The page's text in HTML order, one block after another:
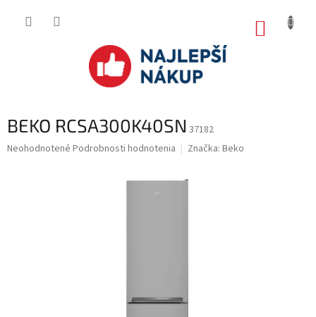
BEKO RCSA300K40SN 37182
Priemerné
Neohodnotené Podrobnosti hodnotenia Značka: Beko